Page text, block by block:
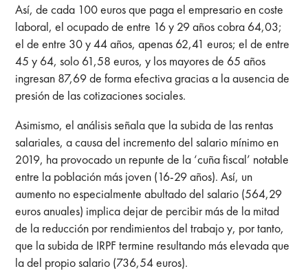
Así, de cada 100 euros que paga el empresario en coste
laboral, el ocupado de entre 16 y 29 años cobra 64,03;
el de entre 30 y 44 años, apenas 62,41 euros; el de entre
45 y 64, solo 61,58 euros, y los mayores de 65 años
ingresan 87,69 de forma efectiva gracias a la ausencia de
presión de las cotizaciones sociales.
Asimismo, el análisis señala que la subida de las rentas
salariales, a causa del incremento del salario mínimo en
2019, ha provocado un repunte de la ‘cuña fiscal’ notable
entre la población más joven (16-29 años). Así, un
aumento no especialmente abultado del salario (564,29
euros anuales) implica dejar de percibir más de la mitad
de la reducción por rendimientos del trabajo y, por tanto,
que la subida de IRPF termine resultando más elevada que
la del propio salario (736,54 euros).